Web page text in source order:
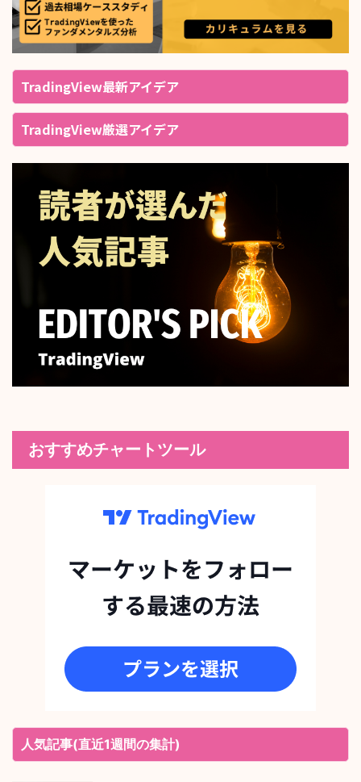
TradingView最新アイデア
TradingView厳選アイデア
おすすめチャートツール
人気記事(直近1週間の集計)